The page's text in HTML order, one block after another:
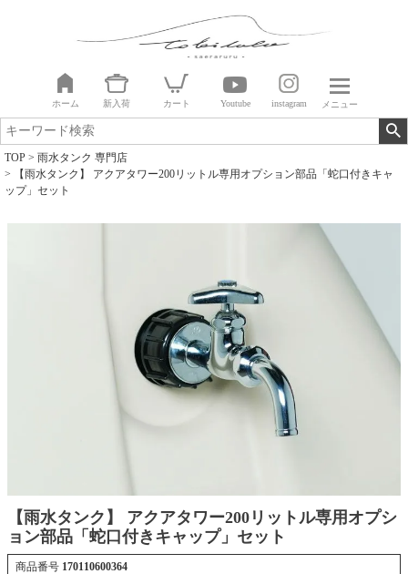
ホーム 新入荷 カート Youtube instagram メニュー
TOP
雨水タンク 専門店
【雨水タンク】 アクアタワー200リットル専用オプション部品「蛇口付きキャ
ップ」セット
【雨水タンク】 アクアタワー200リットル専用オプシ
ョン部品「蛇口付きキャップ」セット
商品番号 170110600364